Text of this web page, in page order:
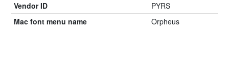
Vendor ID
PYRS
Mac font menu name
Orpheus